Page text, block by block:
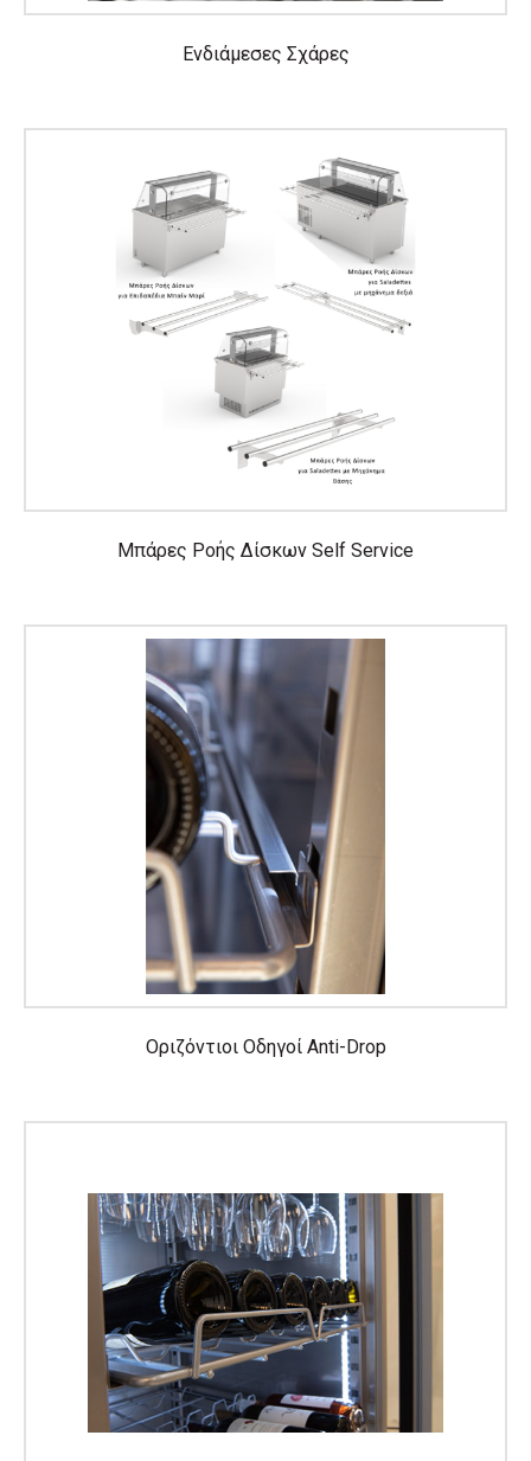
Ενδιάμεσες Σχάρες
Μπάρες Ροής Δίσκων Self Service
Οριζόντιοι Οδηγοί Anti-Drop